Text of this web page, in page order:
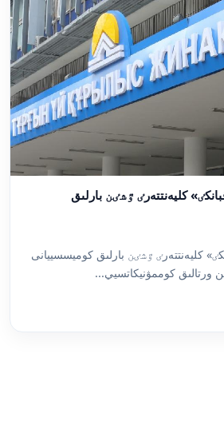
كليەنتتەرٸ ٷشٸن بارلىق
كليەنتتەرٸ ٷشٸن بارلىق كوميسسييانى
ورتالىق كوممۋنيكاتسيي...